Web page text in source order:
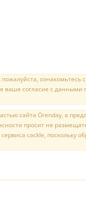
ознакомьтесь с
ваше согласие с данными
сайта Orenday, а
просит не
cackle, поскольку